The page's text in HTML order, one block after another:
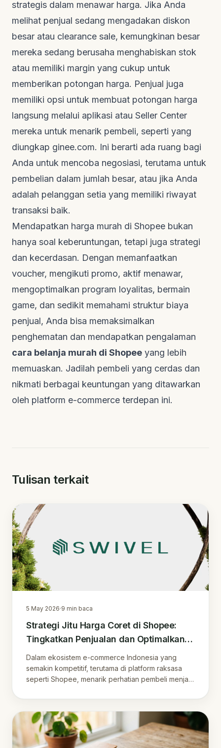
strategis dalam menawar harga. Jika Anda
melihat penjual sedang mengadakan diskon
besar atau clearance sale, kemungkinan besar
mereka sedang berusaha menghabiskan stok
atau memiliki margin yang cukup untuk
memberikan potongan harga. Penjual juga
memiliki opsi untuk membuat potongan harga
langsung melalui aplikasi atau Seller Center
mereka untuk menarik pembeli, seperti yang
diungkap ginee.com. Ini berarti ada ruang bagi
Anda untuk mencoba negosiasi, terutama untuk
pembelian dalam jumlah besar, atau jika Anda
adalah pelanggan setia yang memiliki riwayat
transaksi baik.
Mendapatkan harga murah di Shopee bukan
hanya soal keberuntungan, tetapi juga strategi
dan kecerdasan. Dengan memanfaatkan
voucher, mengikuti promo, aktif menawar,
mengoptimalkan program loyalitas, bermain
game, dan sedikit memahami struktur biaya
penjual, Anda bisa memaksimalkan
penghematan dan mendapatkan pengalaman
cara belanja murah di Shopee yang lebih
memuaskan. Jadilah pembeli yang cerdas dan
nikmati berbagai keuntungan yang ditawarkan
oleh platform e-commerce terdepan ini.
Tulisan terkait
5 May 2026·9 min baca
Strategi Jitu Harga Coret di Shopee:
Tingkatkan Penjualan dan Optimalkan
Keuntungan
Dalam ekosistem e-commerce Indonesia yang
semakin kompetitif, terutama di platform raksasa
seperti Shopee, menarik perhatian pembeli menjadi